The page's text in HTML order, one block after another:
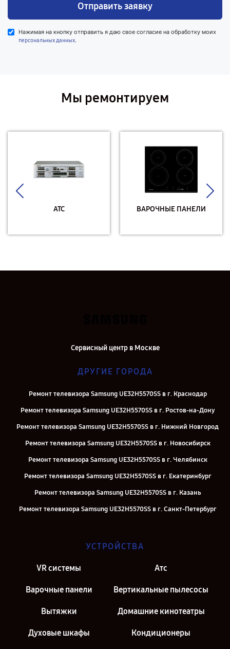
Отправить заявку
Нажимая на кнопку отправить я даю свое согласие на обработку моих
персональных данных.
Мы ремонтируем
АТС ВАРОЧНЫЕ ПАНЕЛИ
Сервисный центр в Москве
ДРУГИЕ ГОРОДА
Ремонт телевизора Samsung UE32H5570SS в г. Краснодар
Ремонт телевизора Samsung UE32H5570SS в г. Ростов-на-Дону
Ремонт телевизора Samsung UE32H5570SS в г. Нижний Новгород
Ремонт телевизора Samsung UE32H5570SS в г. Новосибирск
Ремонт телевизора Samsung UE32H5570SS в г. Челябинск
Ремонт телевизора Samsung UE32H5570SS в г. Екатеринбург
Ремонт телевизора Samsung UE32H5570SS в г. Казань
Ремонт телевизора Samsung UE32H5570SS в г. Санкт-Петербург
УСТРОЙСТВА
VR системы Атс
Варочные панели Вертикальные пылесосы
Вытяжки Домашние кинотеатры
Духовые шкафы Кондиционеры